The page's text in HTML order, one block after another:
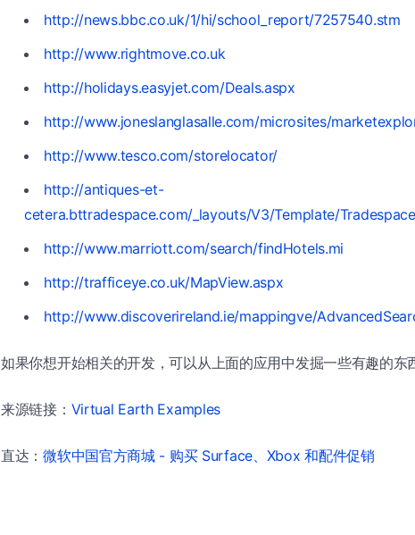
http://news.bbc.co.uk/1/hi/school_report/7257540.stm
http://www.rightmove.co.uk
http://holidays.easyjet.com/Deals.aspx
http://www.joneslanglasalle.com/microsites/
http://www.tesco.com/storelocator/
http://antiques-et-
cetera.bttradespace.com/_layouts/V3/Template/
http://www.marriott.com/search/findHotels.mi
http://trafficeye.co.uk/MapView.aspx
http://www.discoverireland.ie/mappingve/
如果你想开始相关的开发，可以从上面的应用中发掘一些有趣的东
来源链接： Virtual Earth Examples
直达：微软中国官方商城 - 购买 Surface、Xbox 和配件促销